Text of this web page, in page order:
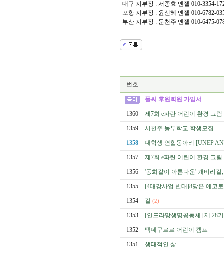
대구 지부장 : 서종효 엔젤 010-3354-
포항 지부장 : 윤신혜 엔젤 010-6782-
부산 지부장 : 문천주 엔젤 010-6475-
번호
풀씨 후원회원 가입서
1360 제7회 e파란 어린이 환경 그
1359 시천주 농부학교 학생모집
1358 대학생 연합동아리 [UNEP
1357 제7회 e파란 어린이 환경 그
1356 '동화같이 아름다운' 개비리
1355 [4대강사업 반대]8당은 에코
1354 길 (2)
1353 [인드라망생명공동체] 제 28
1352 떽데구르르 어린이 캠프
1351 생태적인 삶